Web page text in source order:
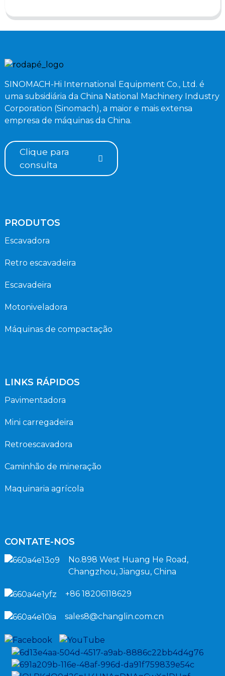
SINOMACH-Hi International Equipment Co., Ltd. é
uma subsidiária da China National Machinery Industry
Corporation (Sinomach), a maior e mais extensa
empresa de máquinas da China.
Clique para
consulta
PRODUTOS
Escavadora
Retro escavadeira
Escavadeira
Motoniveladora
Máquinas de compactação
LINKS RÁPIDOS
Pavimentadora
Mini carregadeira
Retroescavadora
Caminhão de mineração
Maquinaria agrícola
CONTATE-NOS
No.898 West Huang He Road,
Changzhou, Jiangsu, China
+86 18206118629
sales8@changlin.com.cn